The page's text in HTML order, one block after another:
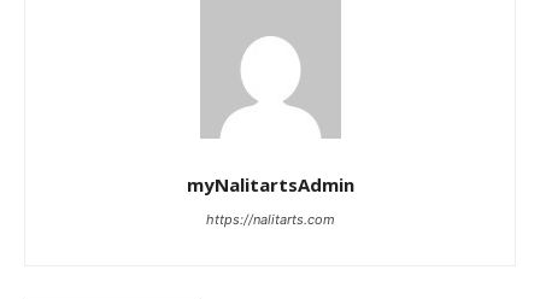
myNalitartsAdmin
https://nalitarts.com